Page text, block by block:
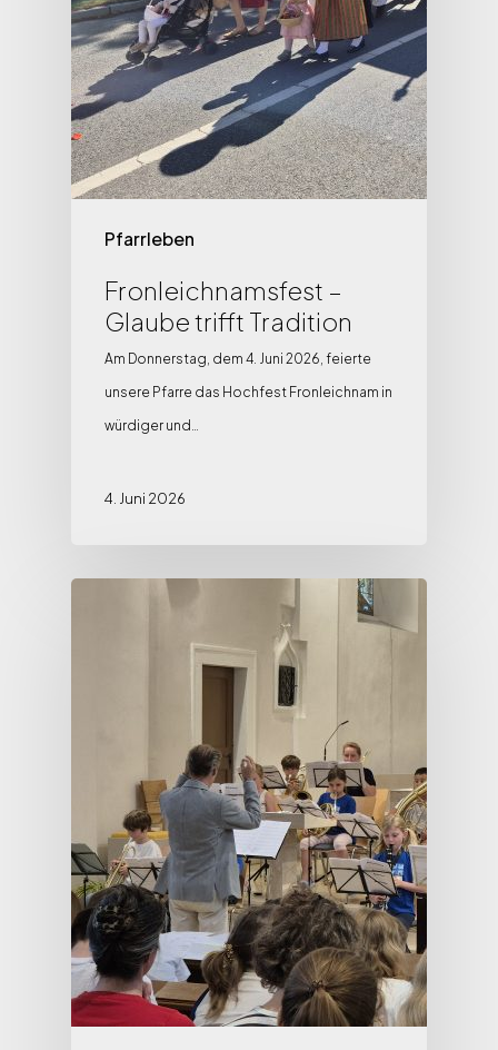
Pfarrleben
Fronleichnamsfest –
Glaube trifft Tradition
Am Donnerstag, dem 4. Juni 2026, feierte
unsere Pfarre das Hochfest Fronleichnam in
würdiger und…
4. Juni 2026